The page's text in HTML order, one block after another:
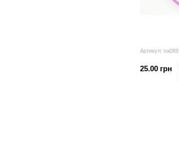
Артикул: na089
25.00 грн